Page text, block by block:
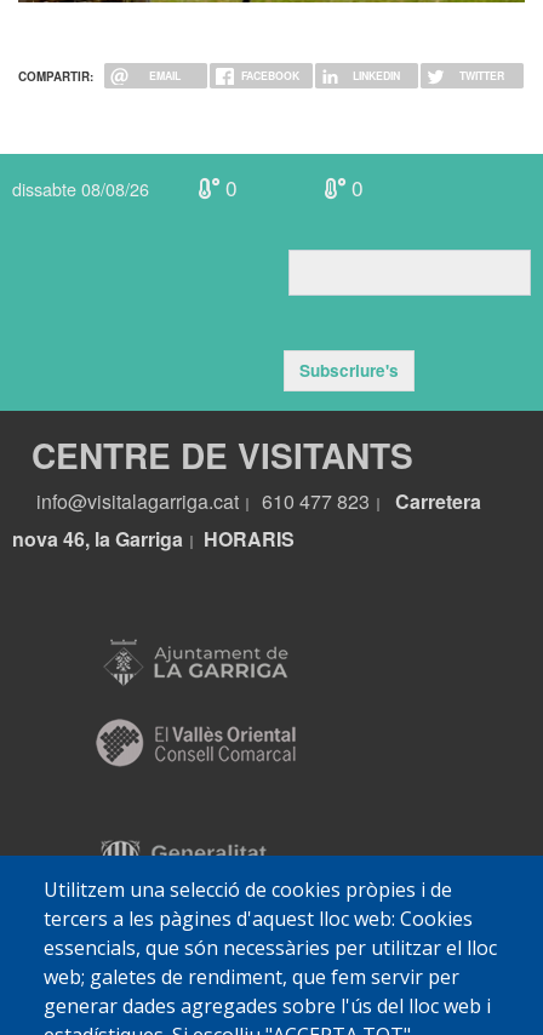
COMPARTIR: EMAIL FACEBOOK LINKEDIN TWITTER
Utilitzem una selecció de cookies pròpies i de
tercers a les pàgines d'aquest lloc web: Cookies
essencials, que són necessàries per utilitzar el lloc
web; galetes de rendiment, que fem servir per
generar dades agregades sobre l'ús del lloc web i
dissabte 08/08/26 0 0
Subscriure's
CENTRE DE VISITANTS
info@visitalagarriga.cat 610 477 823
Carretera
nova 46, la Garriga
HORARIS